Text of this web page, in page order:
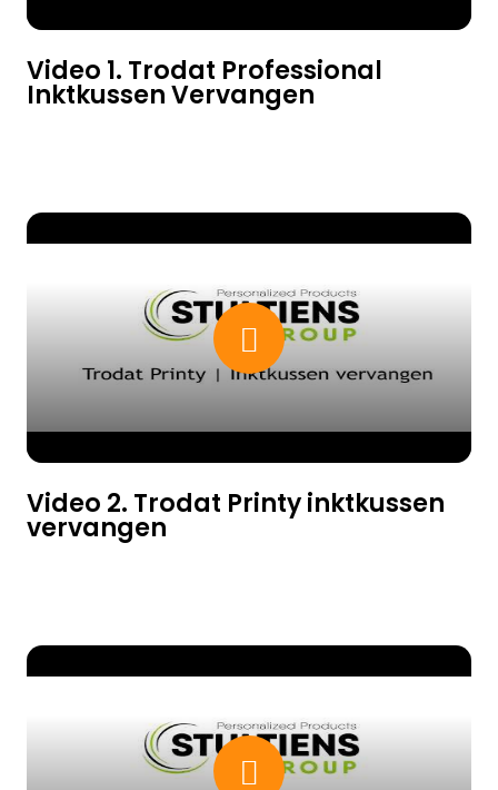
Video 1. Trodat Professional
Inktkussen Vervangen
Video 2. Trodat Printy inktkussen
vervangen